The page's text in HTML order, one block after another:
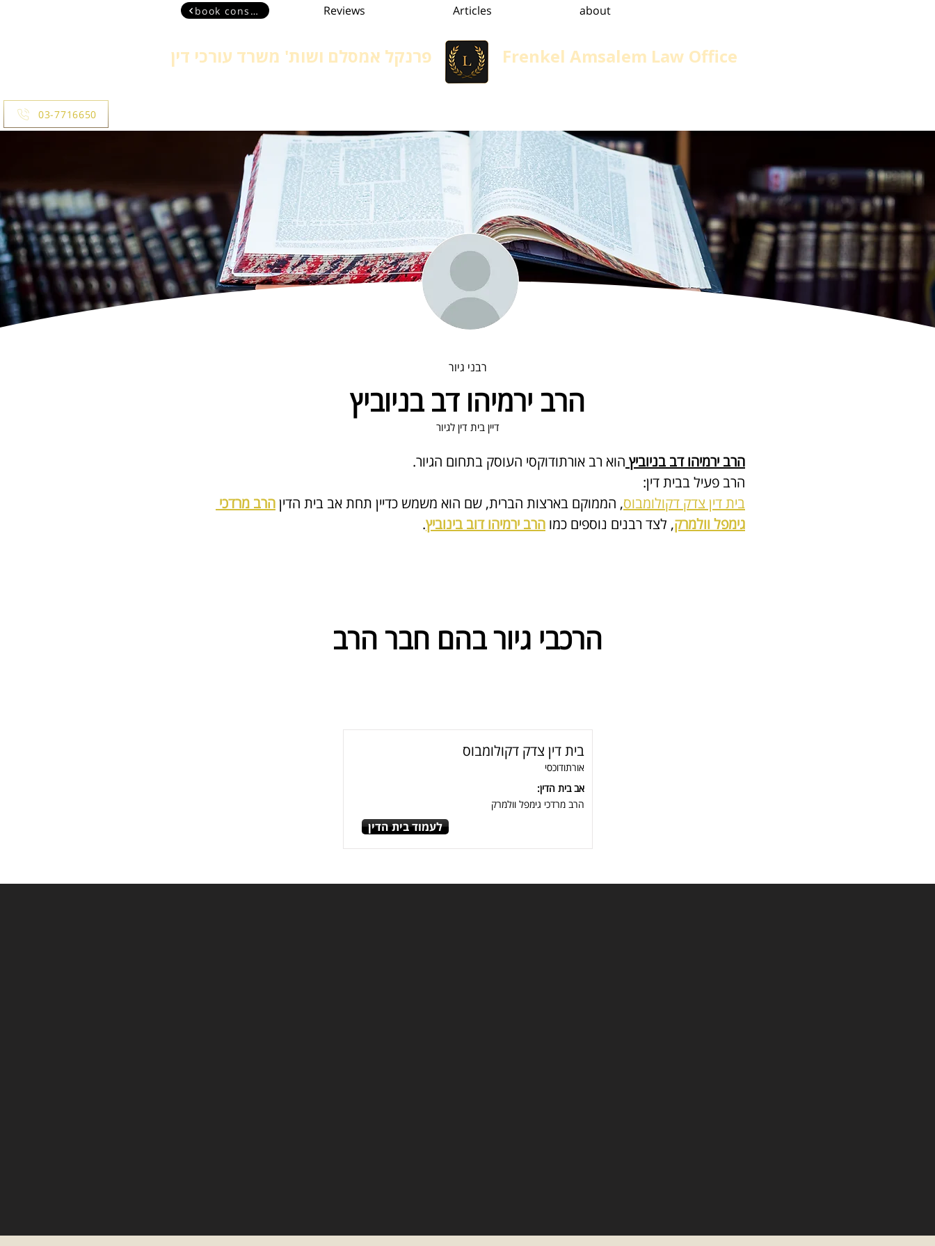
book consultant about
Articles
Reviews
פרנקל אמסלם ושות' משרד עורכי דין Frenkel Amsalem Law Office
03-7716650
רבני גיור
הרב ירמיהו דב בניוביץ
דיין בית דין לגיור
הרב ירמיהו דב בניוביץ הוא רב אורתודוקסי העוסק בתחום הגיור.
הרב פעיל בבית דין:
בית דין צדק דקולומבוס, הממוקם בארצות הברית, שם הוא משמש כדיין תחת אב בית הדין הרב מרדכי
גימפל וולמרק, לצד רבנים נוספים כמו הרב ירמיהו דוב בינוביץ.
הרכבי גיור בהם חבר הרב
בית דין צדק דקולומבוס
אורתודוכסי
אב בית הדין:
הרב מרדכי גימפל וולמרק
לעמוד בית הדין